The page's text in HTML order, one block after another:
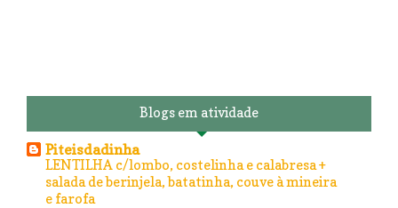
Blogs em atividade
Piteisdadinha
LENTILHA c/lombo, costelinha e calabresa +
salada de berinjela, batatinha, couve à mineira
e farofa